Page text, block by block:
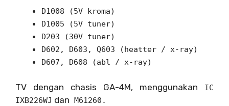
D1008 (5V kroma)
D1005 (5V tuner)
D203 (30V tuner)
D602, D603, Q603 (heatter / x-ray)
D607, D608 (abl / x-ray)
TV dengan chasis GA-4M, menggunakan
IC
IXB226WJ dan M61260.